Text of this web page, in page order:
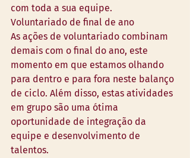
com toda a sua equipe.
Voluntariado de final de ano
As ações de voluntariado combinam
demais com o final do ano, este
momento em que estamos olhando
para dentro e para fora neste balanço
de ciclo. Além disso, estas atividades
em grupo são uma ótima
oportunidade de integração da
equipe e desenvolvimento de
talentos.